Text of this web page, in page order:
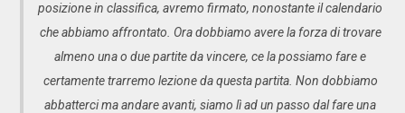
posizione in classifica, avremo firmato, nonostante il calendario
che abbiamo affrontato. Ora dobbiamo avere la forza di trovare
almeno una o due partite da vincere, ce la possiamo fare e
certamente trarremo lezione da questa partita. Non dobbiamo
abbatterci ma andare avanti, siamo lì ad un passo dal fare una